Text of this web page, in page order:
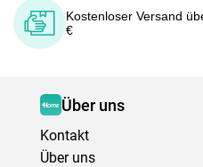
Kostenloser Versand
€
Über uns
Kontakt
Über uns